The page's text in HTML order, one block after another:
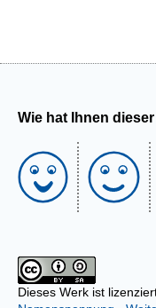
Wie hat Ihnen
Dieses Werk ist